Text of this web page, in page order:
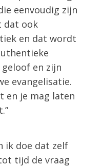
eenvoudig zijn
dat ook
en dat wordt
en zijn
evangelisatie.
en je mag laten
ik doe dat zelf
tijd de vraag